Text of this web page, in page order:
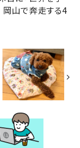
山で奔走する4